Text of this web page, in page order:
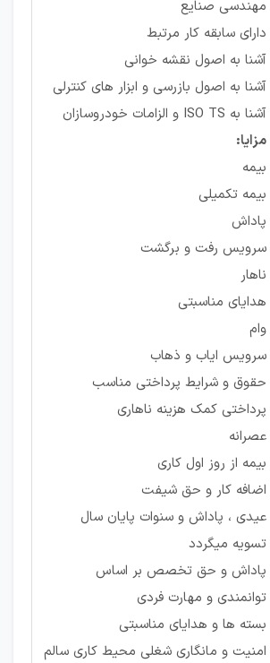
مهندسی صنایع
دارای سابقه کار مرتبط
آشنا به اصول نقشه خوانی
آشنا به اصول بازرسی و ابزار های کنترلی
آشنا به ISO TS و الزامات خودروسازان
مزایا:
بیمه
بیمه تکمیلی
پاداش
سرویس رفت و برگشت
ناهار
هدایای مناسبتی
وام
سرویس ایاب و ذهاب
حقوق و شرایط پرداختی مناسب
پرداختی کمک هزینه ناهاری
عصرانه
بیمه از روز اول کاری
اضافه کار و حق شیفت
عیدی ، پاداش و سنوات پایان سال
تسویه میگردد
پاداش و حق تخصص بر اساس
توانمندی و مهارت فردی
بسته ها و هدایای مناسبتی
امنیت و مانگاری شغلی محیط کاری سالم